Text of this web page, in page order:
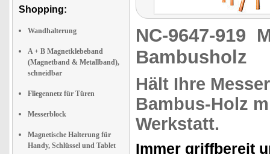
Shopping:
Wandhalterung
A + B Magnetklebeband
(Magnetband & Metallband),
schneidbar
Fliegennetz für Türen
Messerblock
Magnetische Halterung für
Handy, Schlüssel und Tablet
NC-9647-919
Bambusholz
Hält Ihre
Bambus-Holz
Werkstatt.
Immer griffbereit